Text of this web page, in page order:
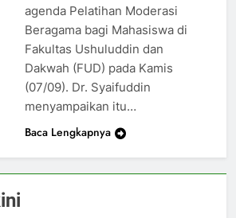
agenda Pelatihan Moderasi
Beragama bagi Mahasiswa di
Fakultas Ushuluddin dan
Dakwah (FUD) pada Kamis
(07/09). Dr. Syaifuddin
menyampaikan itu…
Baca Lengkapnya